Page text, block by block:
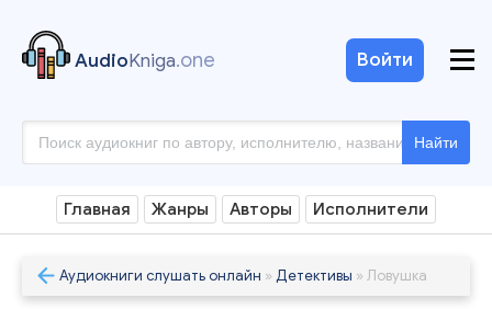
AudioKniga.one
Найти
Войти
Главная Жанры Авторы Исполнители
Аудиокниги слушать онлайн » Детективы » Ловушка